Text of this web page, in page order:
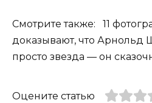
Смотрите также: 11
доказывают, что Арнольд
просто звезда — он
Оцените статью